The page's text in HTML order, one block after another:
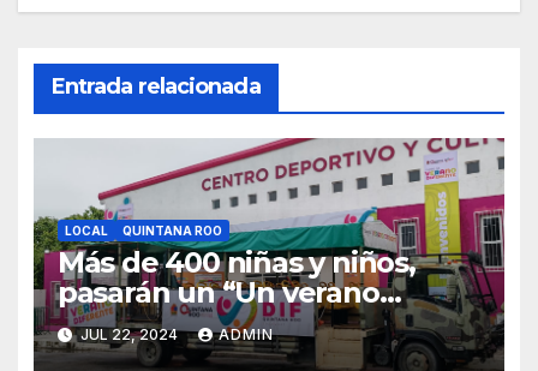
Entrada relacionada
LOCAL QUINTANA ROO
Más de 400 niñas y niños,
pasarán un “Un verano
DIFerente” en Chetumal:
Mara Lezama
JUL 22, 2024 ADMIN